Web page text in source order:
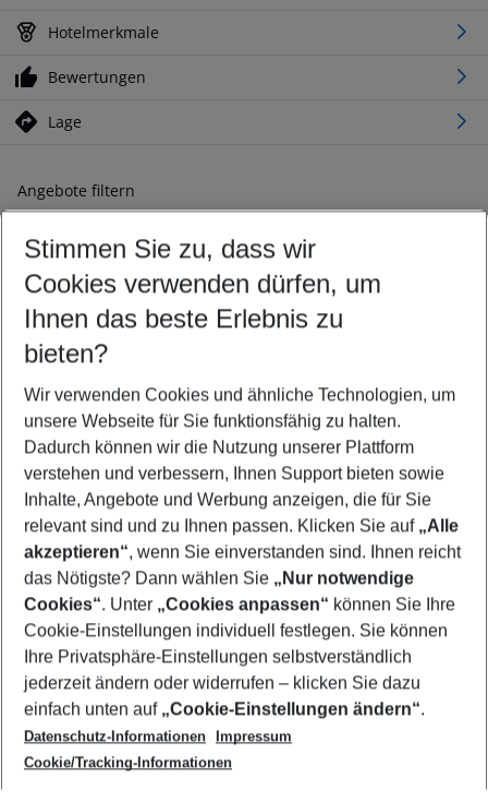
Hotelmerkmale
Bewertungen
Lage
Angebote filtern
Ändern Sie Ihre Kriterien nach Ihren Wünschen
Abflughafen wählen
Beliebiger Abflughafen
Reisezeitraum wählen
09.08.26– 07.08.27 5-8 Nächte
2 Erwachsene Keine Kinder
Mehr Filter anzeigen
Footer
Footer navigation
Über uns
AGB
Cookie-Einstellungen ändern
Cookie-Richtlinie
Datenschutz
Service & Hilfe
Barrierefreies Reisen
Check-in
Folgen Sie uns
Stimmen Sie zu, dass wir
Cookies verwenden dürfen, um
Ihnen das beste Erlebnis zu
bieten?
Wir verwenden Cookies und ähnliche Technologien, um
unsere Webseite für Sie funktionsfähig zu halten.
Dadurch können wir die Nutzung unserer Plattform
verstehen und verbessern, Ihnen Support bieten sowie
Inhalte, Angebote und Werbung anzeigen, die für Sie
relevant sind und zu Ihnen passen. Klicken Sie auf „Alle
akzeptieren“, wenn Sie einverstanden sind. Ihnen reicht
das Nötigste? Dann wählen Sie „Nur notwendige
Cookies“. Unter „Cookies anpassen“ können Sie Ihre
Cookie-Einstellungen individuell festlegen. Sie können
Ihre Privatsphäre-Einstellungen selbstverständlich
jederzeit ändern oder widerrufen – klicken Sie dazu
einfach unten auf „Cookie-Einstellungen ändern“.
Datenschutz-Informationen
Impressum
Cookie/Tracking-Informationen